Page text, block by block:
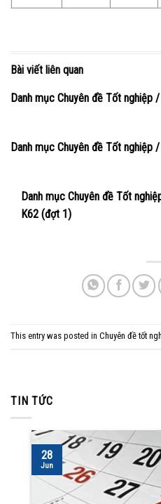
Bài viết liên quan
Danh mục Chuyên đề Tốt nghiệp
Danh mục Chuyên đề Tốt nghiệp
Danh mục Chuyên đề Tốt
K62 (đợt 1)
This entry was posted in Chuyên đề tốt
TIN TỨC
28
Jun